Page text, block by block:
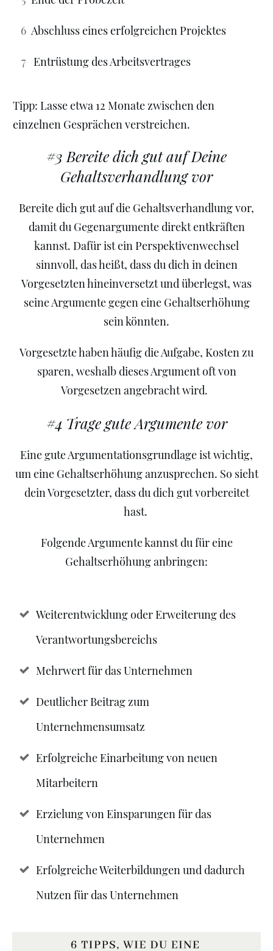
6 Abschluss eines erfolgreichen Projektes
7 Entrüstung des Arbeitsvertrages
Tipp: Lasse etwa 12 Monate zwischen den
einzelnen Gesprächen verstreichen.
#3 Bereite dich gut auf Deine
Gehaltsverhandlung vor
Bereite dich gut auf die Gehaltsverhandlung vor,
damit du Gegenargumente direkt entkräften
kannst. Dafür ist ein Perspektivenwechsel
sinnvoll, das heißt, dass du dich in deinen
Vorgesetzten hineinversetzt und überlegst, was
seine Argumente gegen eine Gehaltserhöhung
sein könnten.
Vorgesetzte haben häufig die Aufgabe, Kosten zu
sparen, weshalb dieses Argument oft von
Vorgesetzen angebracht wird.
#4 Trage gute Argumente vor
Eine gute Argumentationsgrundlage ist wichtig,
um eine Gehaltserhöhung anzusprechen. So sieht
dein Vorgesetzter, dass du dich gut vorbereitet
hast.
Folgende Argumente kannst du für eine
Gehaltserhöhung anbringen:
Weiterentwicklung oder Erweiterung des
Verantwortungsbereichs
Mehrwert für das Unternehmen
Deutlicher Beitrag zum
Unternehmensumsatz
Erfolgreiche Einarbeitung von neuen
Mitarbeitern
Erzielung von Einsparungen für das
Unternehmen
Erfolgreiche Weiterbildungen und dadurch
Nutzen für das Unternehmen